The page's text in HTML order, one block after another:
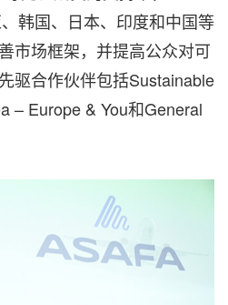
韩国、日本、印度和中国等
市场框架，并提高公众对可
驱合作伙伴包括Sustainable
– Europe & You和General